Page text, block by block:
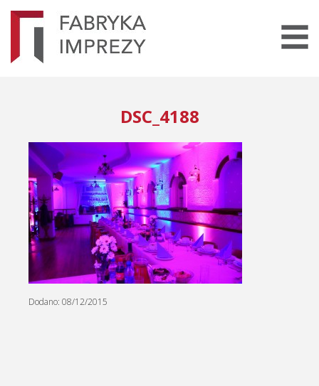
DSC_4188
Dodano: 08/12/2015